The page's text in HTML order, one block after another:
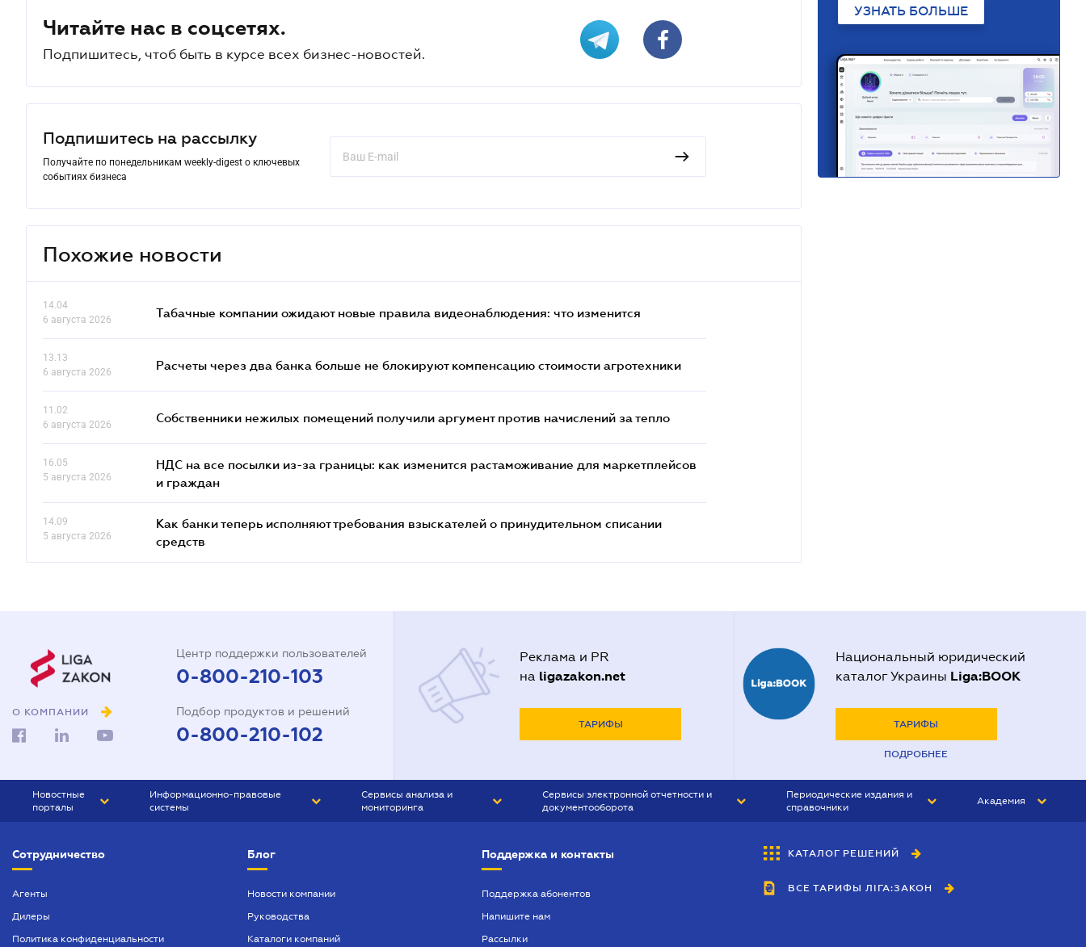
Читайте нас в соцсетях.
Подпишитесь, чтоб быть в курсе всех бизнес-новостей.
Подпишитесь на рассылку
Получайте по понедельникам weekly-digest о ключевых
событиях бизнеса
Похожие новости
14.04
6 августа 2026
Табачные компании ожидают новые правила видеонаблюдения: что изменится
13.13
6 августа 2026
Расчеты через два банка больше не блокируют компенсацию стоимости агротехники
11.02
6 августа 2026
Собственники нежилых помещений получили аргумент против начислений за тепло
16.05
5 августа 2026
НДС на все посылки из-за границы: как изменится растаможивание для маркетплейсов
и граждан
14.09
5 августа 2026
Как банки теперь исполняют требования взыскателей о принудительном списании
средств
УЗНАТЬ БОЛЬШЕ
О КОМПАНИИ
Центр поддержки пользователей
0-800-210-103
Подбор продуктов и решений
0-800-210-102
Реклама и PR
на ligazakon.net
ТАРИФЫ
Национальный юридический
каталог Украины Liga:BOOK
ТАРИФЫ
ПОДРОБНЕЕ
Новостные
порталы
БИЗНЕС
Информационно-правовые
системы
БУХГАЛТЕР ПРОФ
Сервисы анализа и
мониторинга
Сервисы электронной отчетности и
документооборота
Периодические издания и
справочники
БУХГАЛТЕР&ЗАКОН
ВЕСТНИК МСФО
Академия
Сотрудничество
Агенты
Дилеры
Политика конфиденциальности
Блог
Новости компании
Руководства
Каталоги компаний
Поддержка и контакты
Поддержка абонентов
Напишите нам
Рассылки
КАТАЛОГ РЕШЕНИЙ
ВСЕ ТАРИФЫ ЛІГА:ЗАКОН